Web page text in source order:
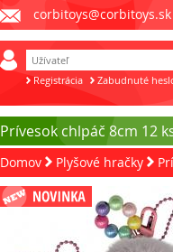
corbitoys@corbitoys.sk
Registrácia Zabudnuté
Prívesok chlpáč 8cm 12
Domov Plyšové hračky